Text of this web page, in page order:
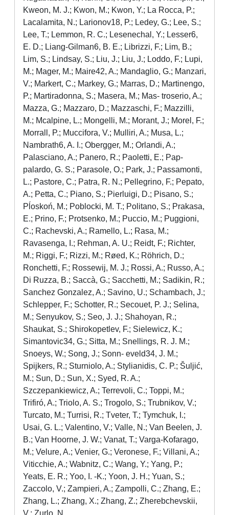
Kweon, M. J.; Kwon, M.; Kwon, Y.; La Rocca, P.;
Lacalamita, N.; Larionov18, P.; Ledey, G.; Lee, S.;
Lee, T.; Lemmon, R. C.; Lesenechal, Y.; Lesser6,
E. D.; Liang-Gilman6, B. E.; Librizzi, F.; Lim, B.;
Lim, S.; Lindsay, S.; Liu, J.; Liu, J.; Loddo, F.; Lupi,
M.; Mager, M.; Maire42, A.; Mandaglio, G.; Manzari,
V.; Markert, C.; Markey, G.; Marras, D.; Martinengo,
P.; Martiradonna, S.; Masera, M.; Mas- troserio, A.;
Mazza, G.; Mazzaro, D.; Mazzaschi, F.; Mazzilli,
M.; Mcalpine, L.; Mongelli, M.; Morant, J.; Morel, F.;
Morrall, P.; Muccifora, V.; Mulliri, A.; Musa, L.;
Nambrath6, A. I.; Obergger, M.; Orlandi, A.;
Palasciano, A.; Panero, R.; Paoletti, E.; Pap-
palardo, G. S.; Parasole, O.; Park, J.; Passamonti,
L.; Pastore, C.; Patra, R. N.; Pellegrino, F.; Pepato,
A.; Petta, C.; Piano, S.; Pierluigi, D.; Pisano, S.;
Pĺoskoń, M.; Poblocki, M. T.; Politano, S.; Prakasa,
E.; Prino, F.; Protsenko, M.; Puccio, M.; Puggioni,
C.; Rachevski, A.; Ramello, L.; Rasa, M.;
Ravasenga, I.; Rehman, A. U.; Reidt, F.; Richter,
M.; Riggi, F.; Rizzi, M.; Røed, K.; Röhrich, D.;
Ronchetti, F.; Rossewij, M. J.; Rossi, A.; Russo, A.;
Di Ruzza, B.; Saccà, G.; Sacchetti, M.; Sadikin, R.;
Sanchez Gonzalez, A.; Savino, U.; Schambach, J.;
Schlepper, F.; Schotter, R.; Secouet, P. J.; Selina,
M.; Senyukov, S.; Seo, J. J.; Shahoyan, R.;
Shaukat, S.; Shirokopetlev, F.; Sielewicz, K.;
Simantovic34, G.; Sitta, M.; Snellings, R. J. M.;
Snoeys, W.; Song, J.; Sonn- eveld34, J. M.;
Spijkers, R.; Sturniolo, A.; Stylianidis, C. P.; Šuljić,
M.; Sun, D.; Sun, X.; Syed, R. A.;
Szczepankiewicz, A.; Terrevoli, C.; Toppi, M.;
Trifiró, A.; Triolo, A. S.; Trogolo, S.; Trubnikov, V.;
Turcato, M.; Turrisi, R.; Tveter, T.; Tymchuk, I.;
Usai, G. L.; Valentino, V.; Valle, N.; Van Beelen, J.
B.; Van Hoorne, J. W.; Vanat, T.; Varga-Kofarago,
M.; Velure, A.; Venier, G.; Veronese, F.; Villani, A.;
Viticchie, A.; Wabnitz, C.; Wang, Y.; Yang, P.;
Yeats, E. R.; Yoo, I. -K.; Yoon, J. H.; Yuan, S.;
Zaccolo, V.; Zampieri, A.; Zampolli, C.; Zhang, E.;
Zhang, L.; Zhang, X.; Zhang, Z.; Zherebchevskii,